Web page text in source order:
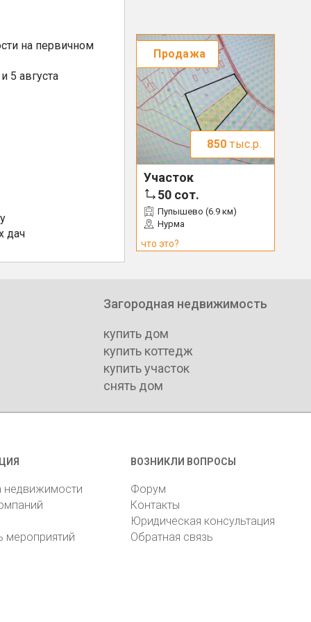
на первичном
5 августа
дач
Продажа
850 тыс.р.
Участок
50 сот.
Пупышево (6.9 км)
Нурма
что это?
Загородная недвижимость
купить дом
купить коттедж
купить участок
снять дом
недвижимости
мероприятий
ВОЗНИКЛИ ВОПРОСЫ
Форум
Контакты
Юридическая консультация
Обратная связь